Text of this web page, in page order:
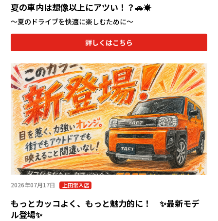
夏の車内は想像以上にアツい！？🚗☀️
～夏のドライブを快適に楽しむために～
詳しくはこちら
2026年07月17日 上田常入店
もっとカッコよく、もっと魅力的に！ ✨最新モデ
ル登場✨